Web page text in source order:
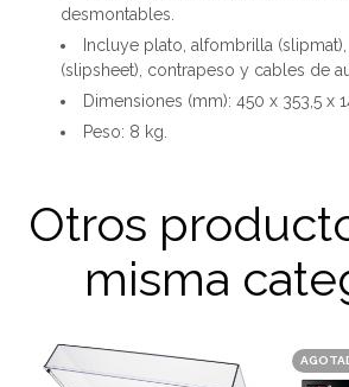
desmontables.
Incluye plato, alfombrilla
(slipsheet), contrapeso y cables de
Dimensiones (mm): 450 x 353,5 x
Peso: 8 kg.
Otros
misma